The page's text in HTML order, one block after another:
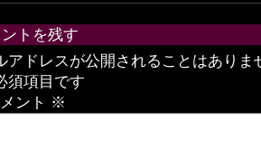
トを残す
アドレスが公開されることはありま
須項目です
ント ※